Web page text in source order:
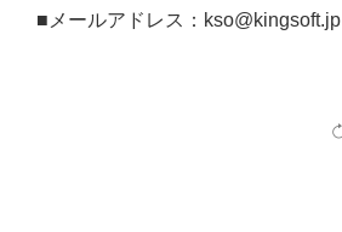
■メールアドレス：kso@kingsoft.jp